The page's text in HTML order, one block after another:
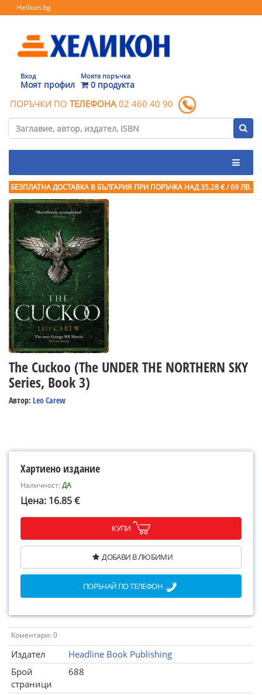
Helikon.bg
Вход
Моят профил
Моята поръчка
0 продукта
ПОРЪЧКИ ПО ТЕЛЕФОНА 02 460 40 90
БЕЗПЛАТНА ДОСТАВКА В БЪЛГАРИЯ ПРИ ПОРЪЧКА НАД 35.28 € / 69 ЛВ.
The Cuckoo (The UNDER THE NORTHERN SKY
Series, Book 3)
Автор: Leo Carew
Хартиено издание
Наличност:ДА
Цена: 16.85 €
КУПИ
ДОБАВИ В ЛЮБИМИ
ПОРЪЧАЙ ПО ТЕЛЕФОН
Коментари: 0
Издател
Headline Book Publishing
Брой
страници
688